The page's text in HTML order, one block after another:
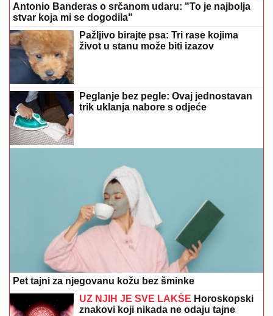
Antonio Banderas o srčanom udaru: "To je najbolja
stvar koja mi se dogodila"
Pažljivo birajte psa: Tri rase kojima
život u stanu može biti izazov
Peglanje bez pegle: Ovaj jednostavan
trik uklanja nabore s odjeće
Pet tajni za njegovanu kožu bez šminke
UZ NJIH JE SVE LAKŠE Horoskopski
znakovi koji nikada ne odaju tajne